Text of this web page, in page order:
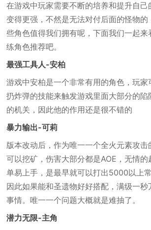
在游戏中玩家需要不断的培养和提升自
变得更强，不然是无法对付后面的怪物
些角色值得我们拥有呢，下面我们一起
练角色推荐吧。
最强工具人-安柏
游戏中安柏是一个非常有用的角色，玩家
扔炸弹的技能来触发游戏里面大部分的
的机关，因此他的作用还是很不错的
暴力输出-可莉
版本改动后，作为唯一一个全火元素攻击
可以挖矿，伤害大部分都是AOE，无情
单易上手，是最早就可以打出5000以上
因此如果能和圣遗物好好搭配，满级一秒
事情。唯一一个问题大概就是难抽了。
潜力无限-主角